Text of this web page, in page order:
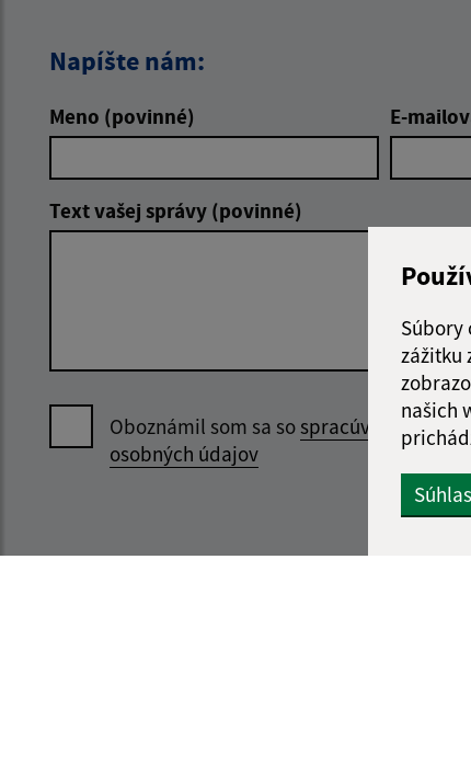
Súbory
zážitku
našich
Napíšte nám:
Meno (povinné) E-
Text vašej správy (povinné)
Oboznámil som sa sospracúvaním
osobných údajov